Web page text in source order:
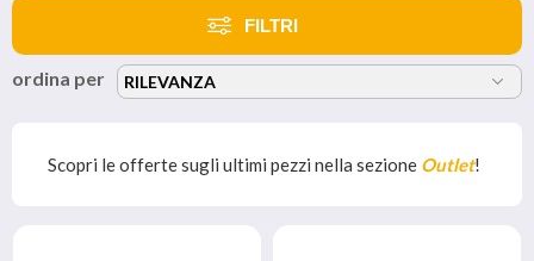
FILTRI
ordina per
Scopri le offerte sugli ultimi pezzi nella sezione Outlet!